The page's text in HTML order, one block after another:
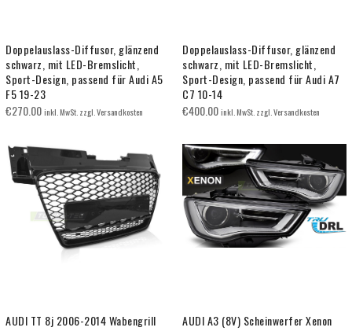
Doppelauslass-Diffusor, glänzend
schwarz, mit LED-Bremslicht,
Sport-Design, passend für Audi A5
F5 19-23
€270.00inkl. MwSt. zzgl. Versandkosten
Doppelauslass-Diffusor, glänzend
schwarz, mit LED-Bremslicht,
Sport-Design, passend für Audi A7
C7 10-14
€400.00inkl. MwSt. zzgl. Versandkosten
AUDI TT 8j 2006-2014 Wabengrill
AUDI A3 (8V) Scheinwerfer Xenon